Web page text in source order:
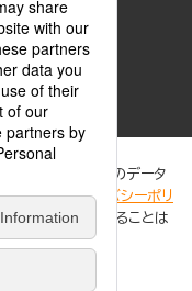
作権者からコンテンツ使用許諾を
番号 第6091713号)です。
覧はこちら。
ためにCookie等のデータ
細は、「プライバシーポリ
個人情報を追跡することは